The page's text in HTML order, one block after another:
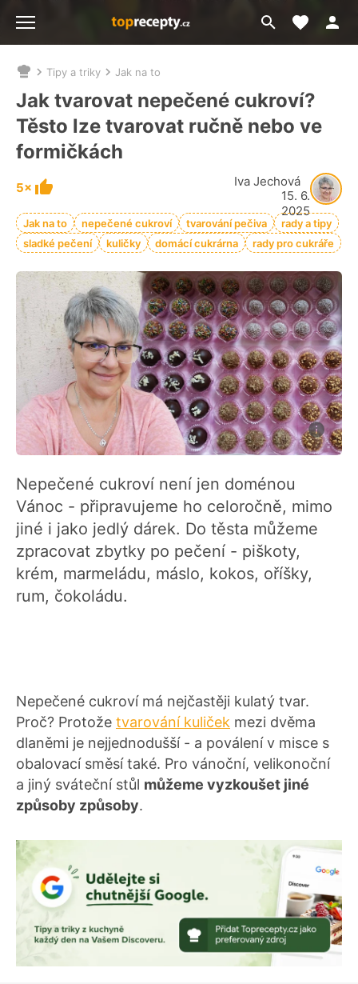
Přejít
na
Moje
Nacházíte
se
zde:
Tipy a triky Jak na to
Jak tvarovat nepečené cukroví?
Těsto lze tvarovat ručně nebo ve
formičkách
5×
Iva Jechová
15. 6.
2025
Jak na to nepečené cukroví tvarování pečiva
rady a tipy
sladké pečení
kuličky domácí cukrárna rady pro cukráře
Nepečené cukroví není jen doménou
Vánoc - připravujeme ho celoročně, mimo
jiné i jako jedlý dárek. Do těsta můžeme
zpracovat zbytky po pečení - piškoty,
krém, marmeládu, máslo, kokos, oříšky,
rum, čokoládu.
Nepečené cukroví má nejčastěji kulatý tvar.
Proč? Protože tvarování kuliček mezi dvěma
dlaněmi je nejjednodušší - a poválení v misce s
obalovací směsí také. Pro vánoční, velikonoční
a jiný sváteční stůl můžeme vyzkoušet jiné
způsoby způsoby.